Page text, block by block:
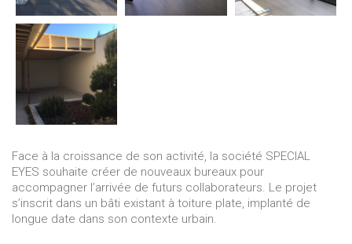
Face à la croissance de son activité, la société SPECIAL
EYES souhaite créer de nouveaux bureaux pour
accompagner l’arrivée de futurs collaborateurs. Le projet
s’inscrit dans un bâti existant à toiture plate, implanté de
longue date dans son contexte urbain.